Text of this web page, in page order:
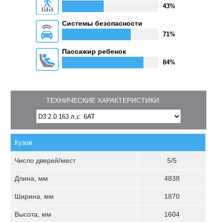
43%
Системы безопасности
71%
Пассажир ребенок
84%
ТЕХНИЧЕСКИЕ ХАРАКТЕРИСТИКИ:
Кузов
Число дверей/мест 5/5
Длина, мм 4838
Ширина, мм 1870
Высота, мм 1604